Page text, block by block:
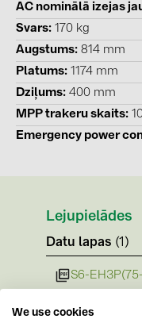
Solinteg (4)
Solis (63)
Stäubli (2)
TIGO (4)
Trina Solar (6)
AC nominālā izejas
Svars 170 kg
Augstums 814 mm
Platums 1174 mm
Dziļums 400 mm
MPP trakeru skaits
Emergency power
Lejupielādes
Datu lapas (1)
S6-
We use cookies